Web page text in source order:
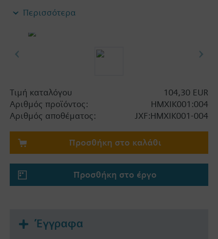
θερμοκρασίας Ø 5.0x45 mm
Περισσότερα
Τιμή καταλόγου
104,30 EUR
Αριθμός προϊόντος:
HMXIK001:004
Αριθμός αποθέματος:
JXF:HMXIK001-004
Προσθήκη στο καλάθι
Προσθήκη στο έργο
Έγγραφα